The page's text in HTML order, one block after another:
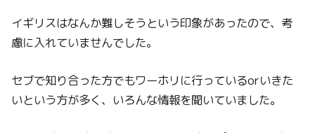
イギリスはなんか難しそうという印象があったので、考
慮に入れていませんでした。
セブで知り合った方でもワーホリに行っているorいきた
いという方が多く、いろんな情報を聞いていました。